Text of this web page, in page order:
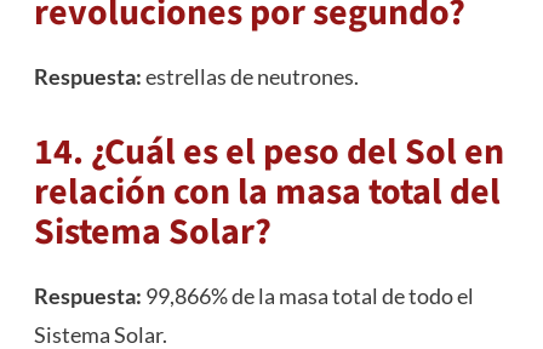
revoluciones por segundo?
Respuesta:estrellas de neutrones.
14. ¿Cuál es el peso del Sol en
relación con la masa total del
Sistema Solar?
Respuesta: 99,866% de la masa total de todo el
Sistema Solar.